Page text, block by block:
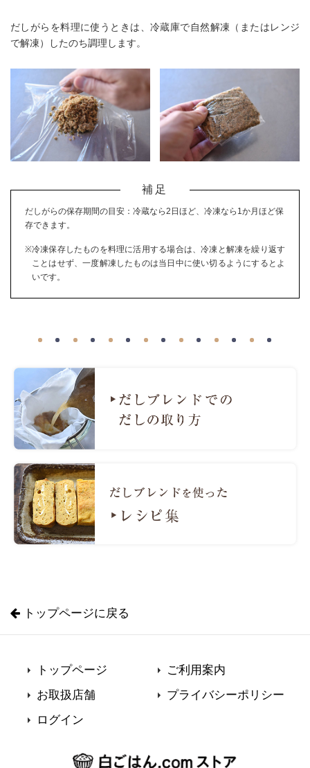
だしがらを料理に使うときは、冷蔵庫で自然解凍（またはレンジ
で解凍）したのち調理します。
補足
だしがらの保存期間の目安：冷蔵なら2日ほど、冷凍なら1か月ほど保
存できます。
※冷凍保存したものを料理に活用する場合は、冷凍と解凍を繰り返す
ことはせず、一度解凍したものは当日中に使い切るようにするとよ
いです。
トップページに戻る
トップページ
ご利用案内
お取扱店舗
プライバシーポリシー
ログイン